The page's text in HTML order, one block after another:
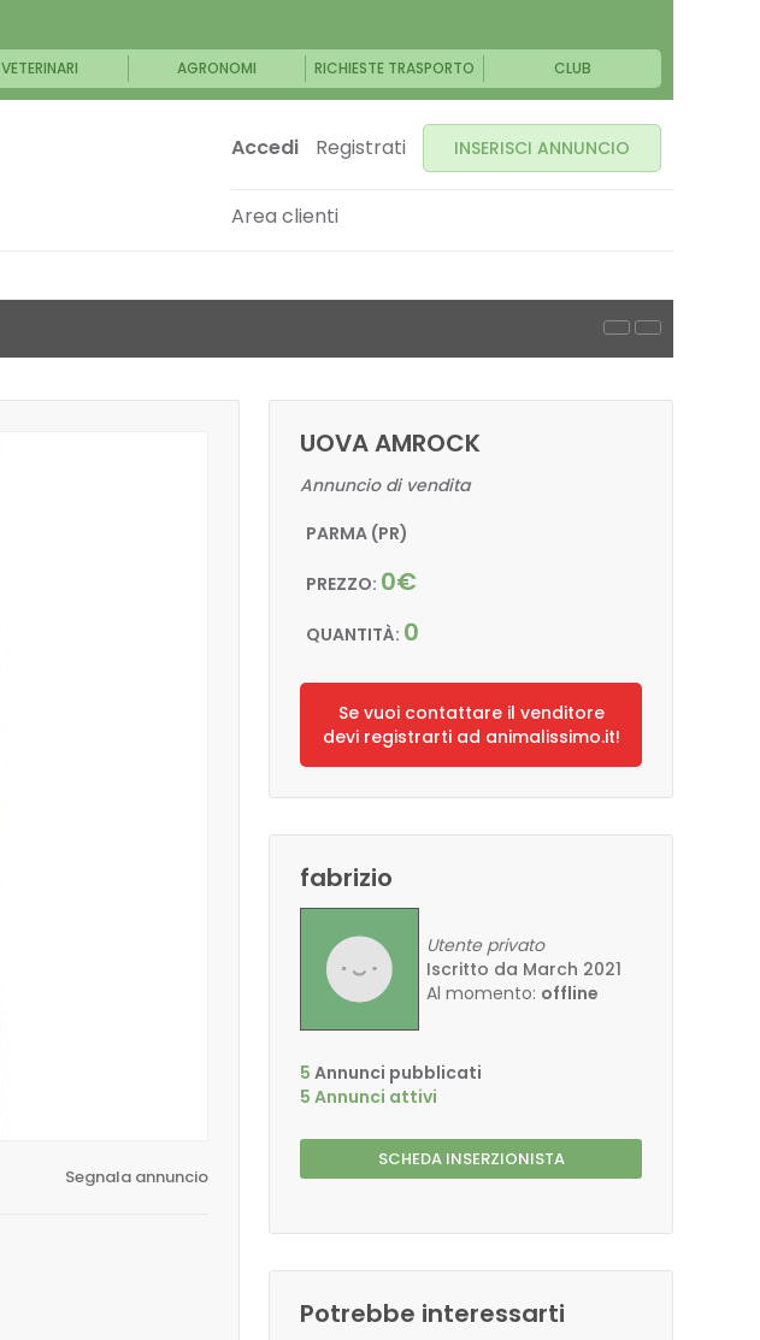
VETERINARI AGRONOMI RICHIESTE TRASPORTO CLUB
Accedi Registrati INSERISCI ANNUNCIO
Area clienti
Segnala annuncio
UOVA AMROCK
Annuncio di vendita
PARMA (PR)
PREZZO: 0€
QUANTITÀ: 0
Se vuoi contattare il venditore
devi registrarti ad animalissimo.it!
fabrizio
Utente privato
Iscritto da March 2021
Al momento: offline
5 Annunci pubblicati
5 Annunci attivi
SCHEDA INSERZIONISTA
Potrebbe interessarti